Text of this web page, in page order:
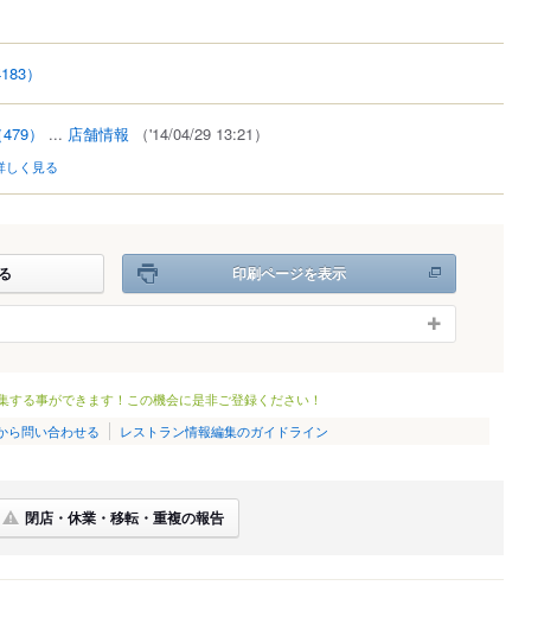
）
479） ... 店舗情報 （'14/04/29 13:21）
しく見る
印刷ページを表示
る事ができます！この機会に是非ご登録ください！
ら問い合わせる レストラン情報編集のガイドライン
閉店・休業・移転・重複の報告